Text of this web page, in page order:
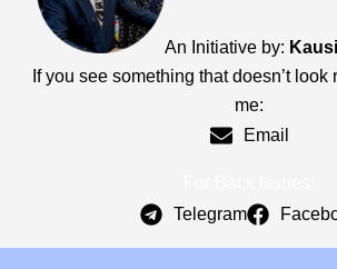
An Initiative by:
If you see something that doesn’t look
me:
Email
Telegram